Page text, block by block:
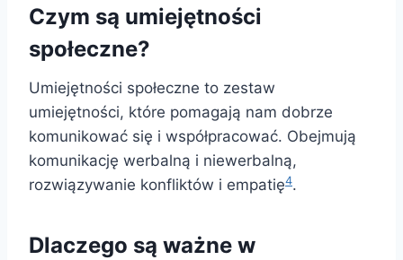
Czym są umiejętności
społeczne?
Umiejętności społeczne to zestaw
umiejętności, które pomagają nam dobrze
komunikować się i współpracować. Obejmują
komunikację werbalną i niewerbalną,
rozwiązywanie konfliktów i empatię4.
Dlaczego są ważne w